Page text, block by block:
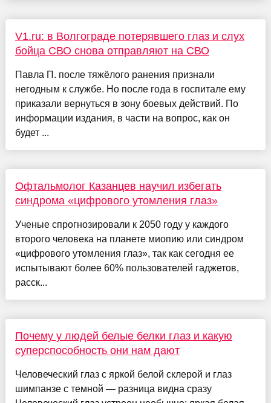
V1.ru: в Волгограде потерявшего глаз и слух
бойца СВО снова отправляют на СВО
Павла П. после тяжёлого ранения признали
негодным к службе. Но после года в госпитале ему
приказали вернуться в зону боевых действий. По
информации издания, в части на вопрос, как он
будет ...
Офтальмолог Казанцев научил избегать
синдрома «цифрового утомления глаз»
Ученые спрогнозировали к 2050 году у каждого
второго человека на планете миопию или синдром
«цифрового утомления глаз», так как сегодня ее
испытывают более 60% пользователей гаджетов,
расск...
Почему у людей белые белки глаз и какую
суперспособность они нам дают
Человеческий глаз с яркой белой склерой и глаз
шимпанзе с темной — разница видна сразу